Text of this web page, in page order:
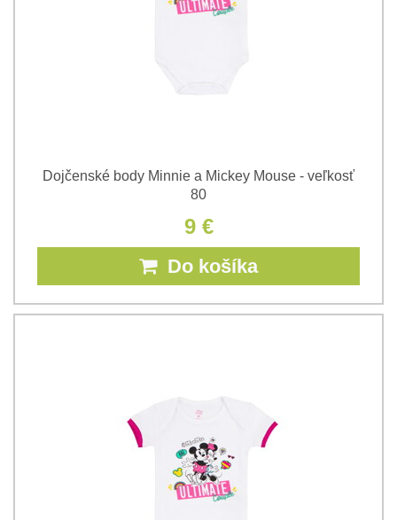
Dojčenské body Minnie a Mickey Mouse - veľkosť
80
9 €
Do košíka